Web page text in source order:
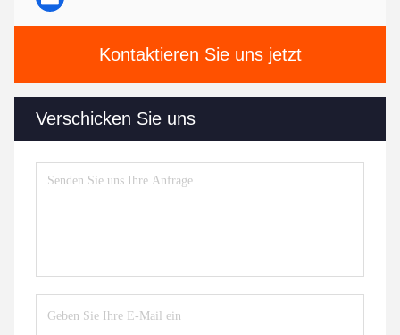
Kontaktieren Sie uns jetzt
Verschicken Sie uns